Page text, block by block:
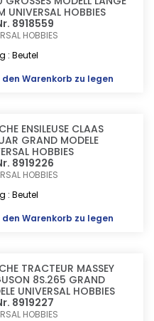
UNIVERSAL HOBBIES
8918559
HOBBIES
: Beutel
Warenkorb zu legen
ENSILEUSE CLAAS
GRAND MODELE
HOBBIES
8919226
HOBBIES
: Beutel
Warenkorb zu legen
TRACTEUR MASSEY
8S.265 GRAND
UNIVERSAL HOBBIES
8919227
HOBBIES